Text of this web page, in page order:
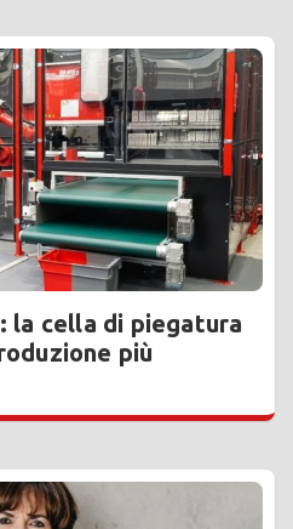
la cella di piegatura
più